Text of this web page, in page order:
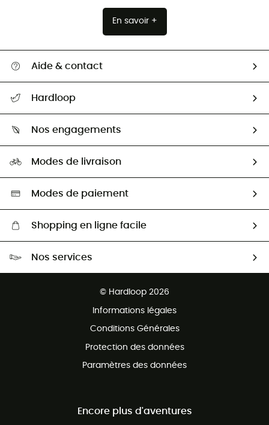
En savoir +
Aide & contact
Retour & remboursement
Guide des tailles
Seconde Main
Aide & Contact
Hardloop
HardGuides
Nos engagements
Sélection éco-responsable
Modes de livraison
Modes de paiement
Shopping en ligne facile
Nos services
© Hardloop 2026
Informations légales
Conditions Générales
Protection des données
Paramètres des données
Encore plus d'aventures